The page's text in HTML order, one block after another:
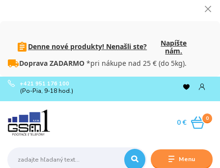
Denne nové produkty! Nenašli ste?
Napíšte
nám.
Doprava ZADARMO *pri nákupe nad 25 € (do 5kg).
Menu
+421 951 176 100
(Po-Pia, 9-18 hod.)
0
0 €